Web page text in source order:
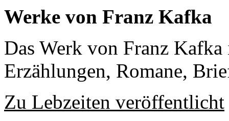
Werke von Franz Kafka
Das Werk von Franz
Erzählungen, Romane,
Zu Lebzeiten veröffentlicht